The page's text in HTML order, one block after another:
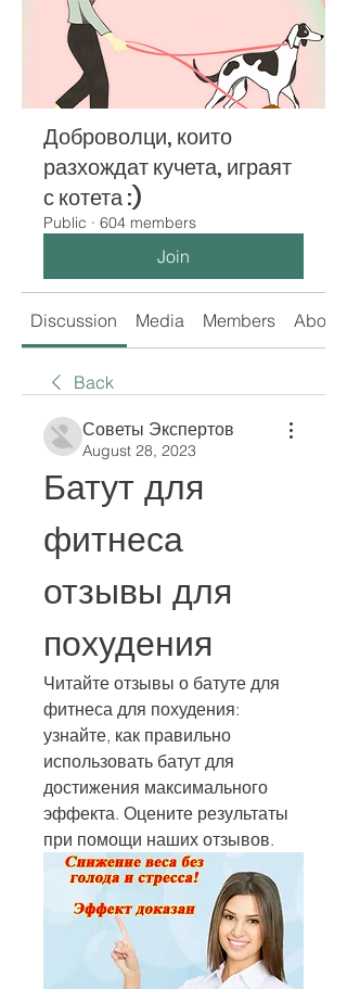
Доброволци, които
разхождат кучета, играят
с котета :)
Public · 604 members
Join
Discussion Media Members About
Back
Советы Экспертов
August 28, 2023
Батут для
фитнеса
отзывы для
похудения
Читайте отзывы о батуте для
фитнеса для похудения:
узнайте, как правильно
использовать батут для
достижения максимального
эффекта. Оцените результаты
при помощи наших отзывов.